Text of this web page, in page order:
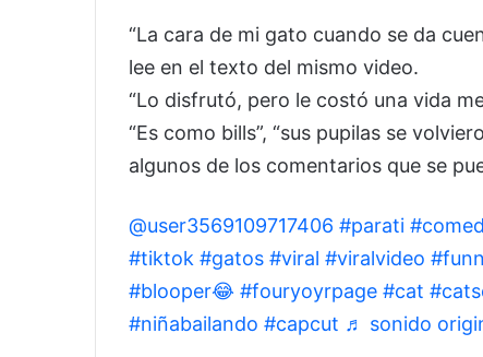
“La cara de mi gato cuando se da
lee en el texto del mismo video.
“Lo disfrutó, pero le costó una vida
“Es como bills”, “sus pupilas se
algunos de los comentarios que se
@user3569109717406 #parati
#tiktok #gatos #viral #viralvideo
#blooper😂 #fouryoyrpage #cat
#niñabailando #capcut ♬ sonido